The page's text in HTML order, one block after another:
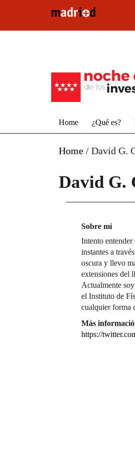
Home ¿Qué es?
Home / David G.
David G.
Sobre mí
Intento
instantes a
oscura y llevo
extensiones del
Actualmente
el Instituto de
cualquier forma
Más
https://